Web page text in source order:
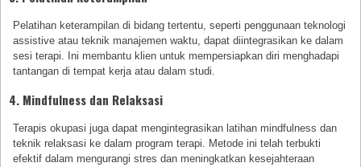
Pelatihan keterampilan di bidang tertentu, seperti penggunaan teknologi
assistive atau teknik manajemen waktu, dapat diintegrasikan ke dalam
sesi terapi. Ini membantu klien untuk mempersiapkan diri menghadapi
tantangan di tempat kerja atau dalam studi.
4. Mindfulness dan Relaksasi
Terapis okupasi juga dapat mengintegrasikan latihan mindfulness dan
teknik relaksasi ke dalam program terapi. Metode ini telah terbukti
efektif dalam mengurangi stres dan meningkatkan kesejahteraan